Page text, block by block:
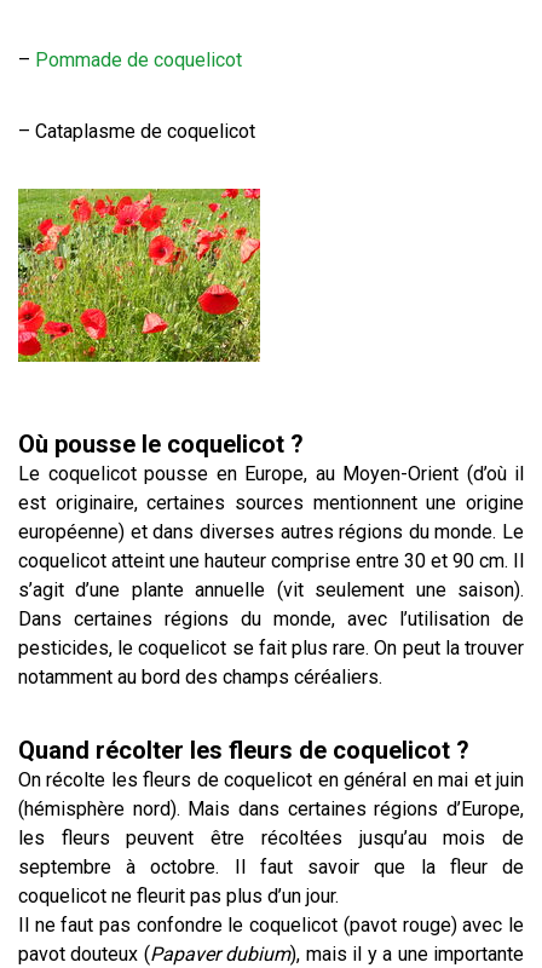
– Pommade de coquelicot
– Cataplasme de coquelicot
Où pousse le coquelicot ?
Le coquelicot pousse en Europe, au Moyen-Orient (d’où il
est originaire, certaines sources mentionnent une origine
européenne) et dans diverses autres régions du monde. Le
coquelicot atteint une hauteur comprise entre 30 et 90 cm. Il
s’agit d’une plante annuelle (vit seulement une saison).
Dans certaines régions du monde, avec l’utilisation de
pesticides, le coquelicot se fait plus rare. On peut la trouver
notamment au bord des champs céréaliers.
Quand récolter les fleurs de coquelicot ?
On récolte les fleurs de coquelicot en général en mai et juin
(hémisphère nord). Mais dans certaines régions d’Europe,
les fleurs peuvent être récoltées jusqu’au mois de
septembre à octobre. Il faut savoir que la fleur de
coquelicot ne fleurit pas plus d’un jour.
Il ne faut pas confondre le coquelicot (pavot rouge) avec le
pavot douteux (Papaver dubium), mais il y a une importante